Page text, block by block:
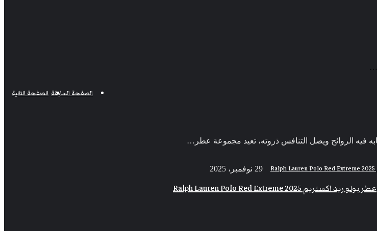
الصفحة السابقة الصفحة التالية
29 نوفمبر، 2025
عطر بولو ريد اكستريم Ralph Lauren Polo Red Extreme 2025